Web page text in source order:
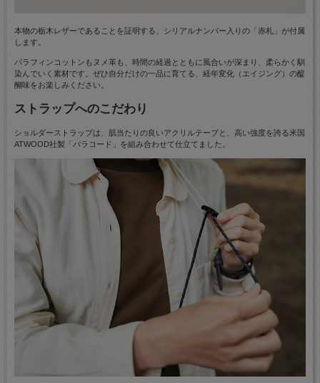
本物の栃木レザーであることを証明する、シリアルナンバー入りの「赤札」が付属
します。
パラフィンコットンもヌメ革も、時間の経過とともに風合いが深まり、柔らかく馴
染んでいく素材です。ぜひ自分だけの一品に育てる、経年変化（エイジング）の醍
醐味をお楽しみください。
ストラップへのこだわり
ショルダーストラップは、肌当たりの良いアクリルテープと、高い強度を誇る米国
ATWOOD社製「パラコード」を組み合わせて仕立てました。